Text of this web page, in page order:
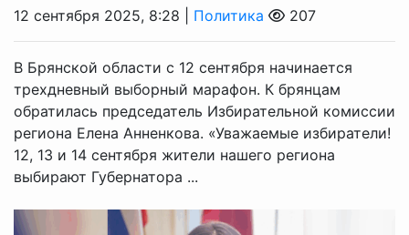
12 сентября 2025, 8:28 | Политика 207
В Брянской области с 12 сентября начинается
трехдневный выборный марафон. К брянцам
обратилась председатель Избирательной комиссии
региона Елена Анненкова. «Уважаемые избиратели!
12, 13 и 14 сентября жители нашего региона
выбирают Губернатора ...